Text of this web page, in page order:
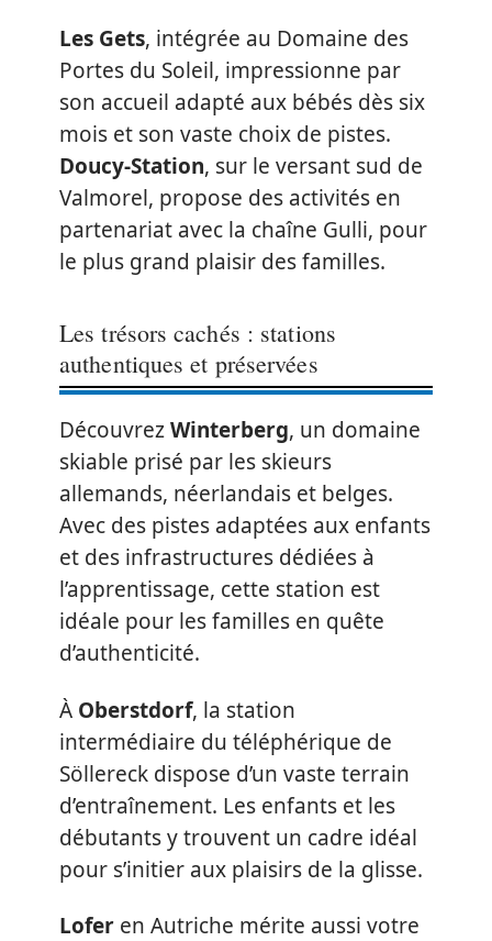
Les Gets, intégrée au Domaine des
Portes du Soleil, impressionne par
son accueil adapté aux bébés dès six
mois et son vaste choix de pistes.
Doucy-Station, sur le versant sud de
Valmorel, propose des activités en
partenariat avec la chaîne Gulli, pour
le plus grand plaisir des familles.
Les trésors cachés : stations
authentiques et préservées
DécouvrezWinterberg, un domaine
skiable prisé par les skieurs
allemands, néerlandais et belges.
Avec des pistes adaptées aux enfants
et des infrastructures dédiées à
l’apprentissage, cette station est
idéale pour les familles en quête
d’authenticité.
À Oberstdorf, la station
intermédiaire du téléphérique de
Söllereck dispose d’un vaste terrain
d’entraînement. Les enfants et les
débutants y trouvent un cadre idéal
pour s’initier aux plaisirs de la glisse.
Lofer en Autriche mérite aussi votre